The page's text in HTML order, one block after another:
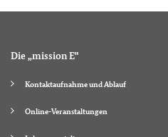
Die „mission E"
Kontaktaufnahme und Ablauf
Online-Veranstaltungen